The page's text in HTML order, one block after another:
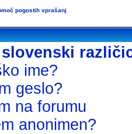
pogostih vprašanj
ime?
geslo?
na forumu
anonimen?